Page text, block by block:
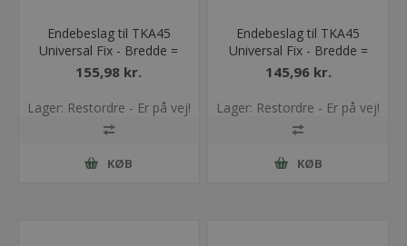
Endebeslag til TKA45
Universal Fix - Bredde =
100
155,98 kr.
Lager: Restordre - Er på vej!
KØB
Endebeslag til TKA45
Universal Fix - Bredde =
50
145,96 kr.
Lager: Restordre - Er på vej!
KØB